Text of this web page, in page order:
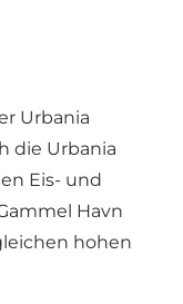
Urbania
die Urbania
Eis- und
Havn
hohen